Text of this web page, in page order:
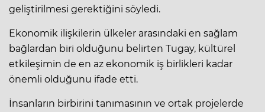
geliştirilmesi gerektiğini söyledi.
Ekonomik ilişkilerin ülkeler arasındaki en sağlam
bağlardan biri olduğunu belirten Tugay, kültürel
etkileşimin de en az ekonomik iş birlikleri kadar
önemli olduğunu ifade etti.
İnsanların birbirini tanımasının ve ortak projelerde